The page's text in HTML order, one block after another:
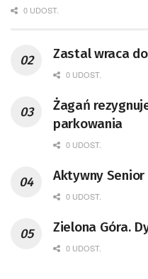
0 UDOST.
Zastal wraca
0 UDOST.
Żagań
parkowania
0 UDOST.
Aktywny Senior
0 UDOST.
Zielona Góra.
0 UDOST.